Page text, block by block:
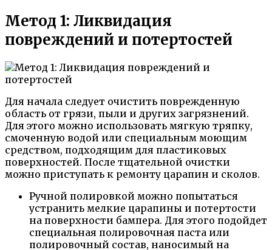
Метод 1: Ликвидация
повреждений и потертостей
Для начала следует очистить поврежденную
область от грязи, пыли и других загрязнений.
Для этого можно использовать мягкую тряпку,
смоченную водой или специальным моющим
средством, подходящим для пластиковых
поверхностей. После тщательной очистки
можно приступать к ремонту царапин и сколов.
Ручной полировкой можно попытаться
устранить мелкие царапины и потертости
на поверхности бампера. Для этого подойдет
специальная полировочная паста или
полировочный состав, наносимый на